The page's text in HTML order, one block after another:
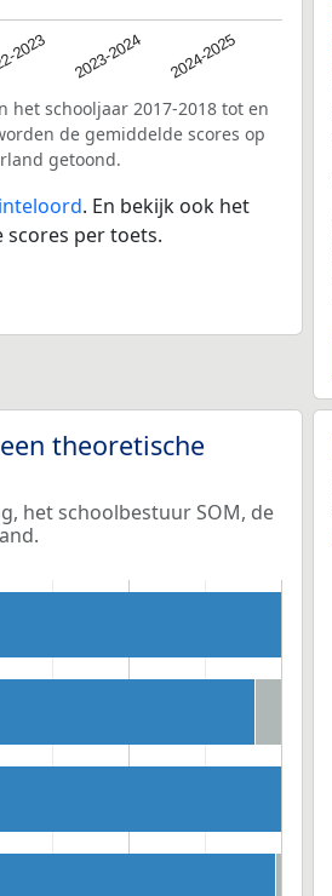
2023 2023-2024 2024-2025
het schooljaar 2017-2018 tot en
de gemiddelde scores op
getoond.
. En bekijk ook het
scores per toets.
theoretische
het schoolbestuur SOM, de